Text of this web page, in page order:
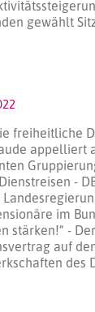
gewählt
freiheitliche
appelliert
-
im
stärken!“ -
auf
des